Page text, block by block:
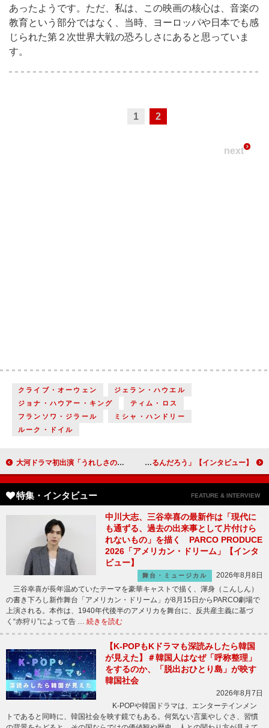
あったようです。ただ、私は、この映画の核心は、音楽の
教育という部分ではなく、当時、ヨーロッパや日本でも感
じられた第２次世界大戦の恐ろしさにあると思っていま
す。
1 2
next
クライブ・オーウェン
ジェラン・ハウエル
ジョナ・ハウアー・キング
ティム・ロス
フランソワ・ジラール
ミシャ・ハンドリー
ルーク・ドイル
大河ドラマ初出演「うれしさの反面、プレッシャーを感じる日々でした」大島優子（伊藤兼子）【「青天を衝け」インタビュー】 【インタビュー】ミュージカル「The View Upstairs－君が見た、あの日－」平間壮一＆小関裕太、12年ぶりの舞台共演「2人が同じステージに立つとどうなるんだろう」
特集・インタビュー FEATURE & INTERVIEW
中川大志、三谷幸喜の最新作は「現代に
も通ずる、過去の出来事として片付けら
れないもの」を描く PARCO PRODUCE
2026「アメリカン・ドリーム」【インタ
ビュー】
舞台・ミュージカル
2026年8月8日
三谷幸喜が長年温めていたテーマを豪華キャストで描く、渾身（こんしん）
の書き下ろし新作舞台「アメリカン・ドリーム」が8月15日からPARCO劇場で
上演される。本作は、1940年代後半のアメリカを舞台に、反共産主義に基づ
く“赤狩り”によって告 … 続きを読む
【K-POPもKドラマも深読みしたら韓国
が見えた】＃韓国人はなぜ「呼称整理」
をするのか、「脱出おひとり島」が映す
韓国社会
2026年8月7日
K-POPや韓国ドラマは、エンターテインメン
トであると同時に、韓国社会を映す鏡でもある。何気ない言葉やしぐさ、習慣